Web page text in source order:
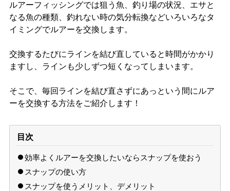
ルアーフィッシングでは狙う魚、釣り場の状況、エサと
なる魚の種類、釣れない時の気分転換などいろいろなタ
イミングでルアーを交換します。
交換するたびにラインを結び直していると時間がかかり
ますし、ラインも少しずつ短くなってしまいます。
そこで、毎回ラインを結び直さずにあっという間にルア
ーを交換する方法をご紹介します！
目次
効率よくルアーを交換したいならスナップを使おう
スナップの使い方
スナップを使うメリット、デメリット